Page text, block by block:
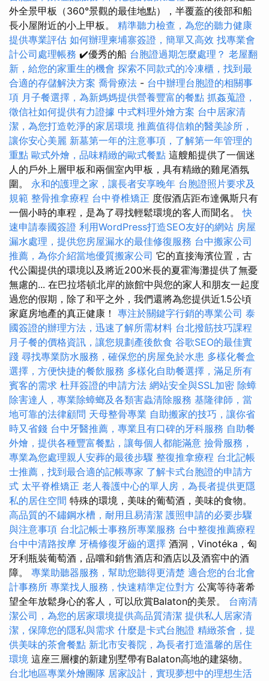
外全景甲板（360°景觀的最佳地點），半覆蓋的後部和船
長小屋附近的小上甲板。 精準聽力檢查，為您的聽力健康
提供專業評估 如何辦理柬埔寨簽證，簡單又高效 找專業會
計公司處理帳務 ✔️優秀的船 台胞證過期怎麼處理？ 老屋翻
新，給您的家重生的機會 探索不同款式的冷凍櫃，找到最
合適的存儲解決方案 喬骨療法 - 台中辦理台胞證的相關事
項 月子餐選擇，為新媽媽提供營養豐富的餐點 抓姦蒐證，
徵信社如何提供有力證據 中式料理外燴方案 台中居家清
潔，為您打造乾淨的家居環境 推薦值得信賴的醫美診所，
讓你安心美麗 新墓第一年的注意事項，了解第一年管理的
重點 歐式外燴，品味精緻的歐式餐點 這艘船提供了一個迷
人的戶外上層甲板和兩個室內甲板，具有精緻的雞尾酒氛
圍。 永和的護理之家，讓長者安享晚年 台胞證照片要求及
規範 整骨推拿療程 台中脊椎矯正 度假酒店距布達佩斯只有
一個小時的車程，是為了尋找輕鬆環境的客人而聞名。快
速申請泰國簽證 利用WordPress打造SEO友好的網站 房屋
漏水處理，提供您房屋漏水的最佳修復服務 台中搬家公司
推薦，為你介紹當地優質搬家公司 它的直接海濱位置，古
代公園提供的環境以及將近200米長的夏霍海灘提供了無憂
無慮的... 在巴拉塔頓北岸的旅館中與您的家人和朋友一起度
過您的假期，除了和平之外，我們還將為您提供近1.5公頃
家庭房地產的真正健康！ 專注於關鍵字行銷的專業公司 泰
國簽證的辦理方法，迅速了解所需材料 台北撥筋技巧課程
月子餐的價格資訊，讓您規劃產後飲食 谷歌SEO的最佳實
踐 尋找專業防水服務，確保您的房屋免於水患 多樣化餐盒
選擇，方便快捷的餐飲服務 多樣化自助餐選擇，滿足所有
賓客的需求 杜拜簽證的申請方法 網站安全與SSL加密 除蟑
除害達人，專業除蟑螂及各類害蟲清除服務 基隆律師，當
地可靠的法律顧問 天母整骨專業 自助搬家的技巧，讓你省
時又省錢 台中牙醫推薦，專業且有口碑的牙科服務 自助餐
外燴，提供各種豐富餐點，讓每個人都能滿意 撿骨服務，
專業為您處理親人安葬的最後步驟 整復推拿療程 台北記帳
士推薦，找到最合適的記帳專家 了解卡式台胞證的申請方
式 太平脊椎矯正 老人養護中心的單人房，為長者提供更隱
私的居住空間 特殊的環境，美味的葡萄酒，美味的食物。
高品質的不鏽鋼水槽，耐用且易清潔 護照申請的必要步驟
與注意事項 台北記帳士事務所專業服務 台中整復推薦療程
台中中清路按摩 牙橋修復牙齒的選擇 酒洞，Vinotéka，匈
牙利瓶裝葡萄酒，品嚐和銷售酒店和酒店以及酒窖中的酒
障。 專業助聽器服務，幫助您聽得更清楚 適合您的台北會
計事務所 專業找人服務，快速精準定位對方 公寓等待著希
望全年放鬆身心的客人，可以欣賞Balaton的美景。 台南清
潔公司，為您的居家環境提供高品質清潔 提供私人居家清
潔，保障您的隱私與需求 什麼是卡式台胞證 精緻茶會，提
供美味的茶會餐點 新北市安養院，為長者打造溫馨的居住
環境 這座三層樓的新建別墅帶有Balaton高地的建築物。
台北地區專業外燴團隊 居家設計，實現夢想中的理想生活